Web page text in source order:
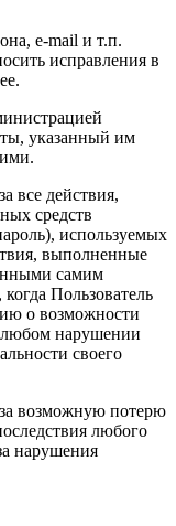
e-mail и т.п.
исправления в
указанный им
все действия,
средств
используемых
выполненные
самим
Пользователь
о возможности
любом нарушении
своего
за возможную потерю
любого
нарушения